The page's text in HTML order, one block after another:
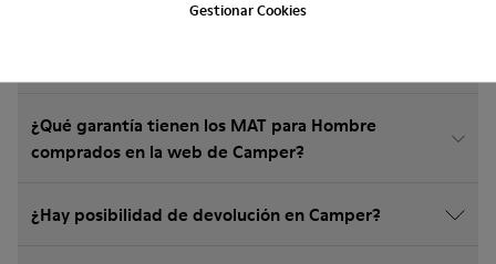
Gestionar Cookies
¿Qué garantía tienen los MAT para Hombre
comprados en la web de Camper?
¿Hay posibilidad de devolución en Camper?